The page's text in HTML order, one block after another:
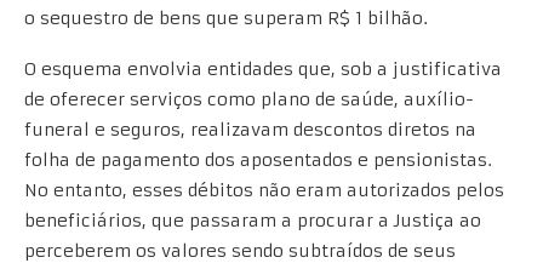
o sequestro de bens que superam R$ 1 bilhão.
O esquema envolvia entidades que, sob a justificativa
de oferecer serviços como plano de saúde, auxílio-
funeral e seguros, realizavam descontos diretos na
folha de pagamento dos aposentados e pensionistas.
No entanto, esses débitos não eram autorizados pelos
beneficiários, que passaram a procurar a Justiça ao
perceberem os valores sendo subtraídos de seus